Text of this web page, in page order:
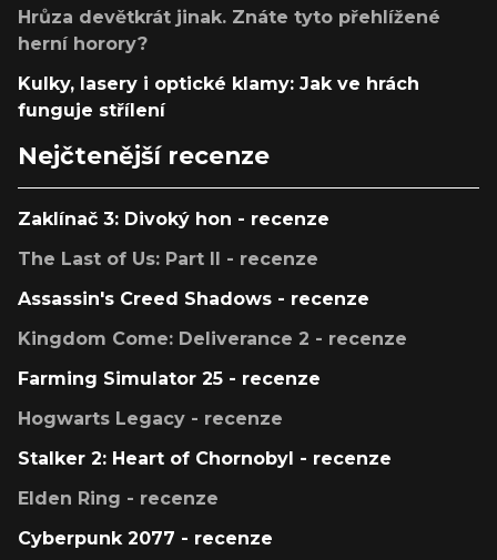
Hrůza devětkrát jinak. Znáte tyto přehlížené
herní horory?
Kulky, lasery i optické klamy: Jak ve hrách
funguje střílení
Nejčtenější recenze
Zaklínač 3: Divoký hon - recenze
The Last of Us: Part II - recenze
Assassin's Creed Shadows - recenze
Kingdom Come: Deliverance 2 - recenze
Farming Simulator 25 - recenze
Hogwarts Legacy - recenze
Stalker 2: Heart of Chornobyl - recenze
Elden Ring - recenze
Cyberpunk 2077 - recenze